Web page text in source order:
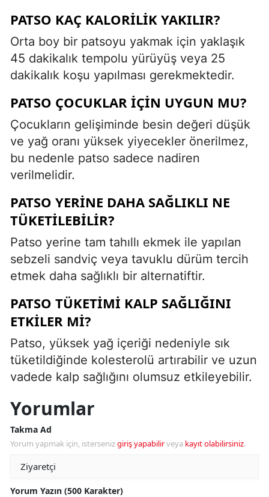
PATSO KAÇ KALORILIK YAKILIR?
Orta boy bir patsoyu yakmak için yaklaşık
45 dakikalık tempolu yürüyüş veya 25
dakikalık koşu yapılması gerekmektedir.
PATSO ÇOCUKLAR İÇIN UYGUN MU?
Çocukların gelişiminde besin değeri düşük
ve yağ oranı yüksek yiyecekler önerilmez,
bu nedenle patso sadece nadiren
verilmelidir.
PATSO YERINE DAHA SAĞLIKLI NE
TÜKETILEBILIR?
Patso yerine tam tahıllı ekmek ile yapılan
sebzeli sandviç veya tavuklu dürüm tercih
etmek daha sağlıklı bir alternatiftir.
PATSO TÜKETIMI KALP SAĞLIĞINI
ETKILER MI?
Patso, yüksek yağ içeriği nedeniyle sık
tüketildiğinde kolesterolü artırabilir ve uzun
vadede kalp sağlığını olumsuz etkileyebilir.
Yorumlar
Takma Ad
Yorum yapmak için, istersenizgiriş yapabilirveya kayıt olabilirsiniz.
Yorum Yazın (500 Karakter)